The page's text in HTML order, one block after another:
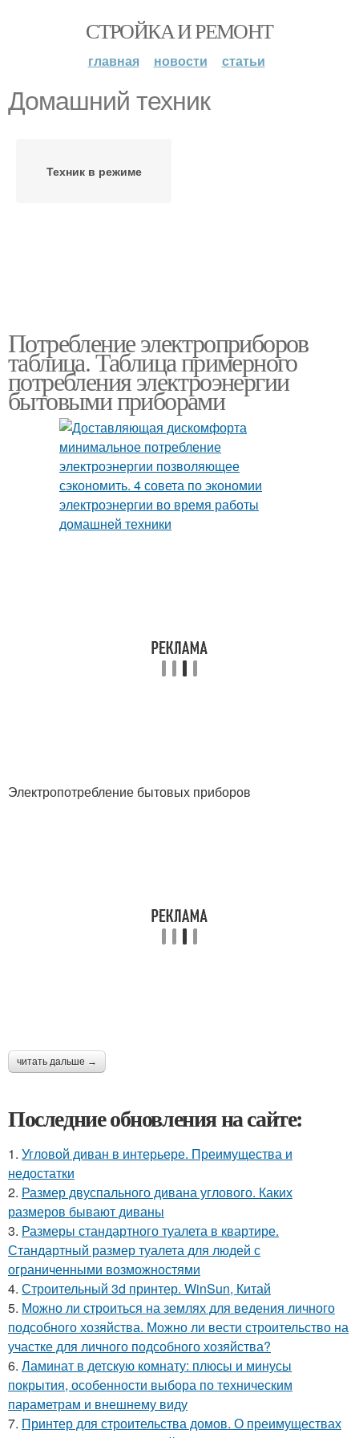
СТРОЙКА И РЕМОНТ
главная новости статьи
Домашний техник
Техник в режиме
Потребление электроприборов
таблица. Таблица примерного
потребления электроэнергии
бытовыми приборами
Электропотребление бытовых приборов
читать дальше →
Последние обновления на сайте:
1. Угловой диван в интерьере. Преимущества и
недостатки
2. Размер двуспального дивана углового. Каких
размеров бывают диваны
3. Размеры стандартного туалета в квартире.
Стандартный размер туалета для людей с
ограниченными возможностями
4. Строительный 3d принтер. WinSun, Китай
5. Можно ли строиться на землях для ведения личного
подсобного хозяйства. Можно ли вести строительство на
участке для личного подсобного хозяйства?
6. Ламинат в детскую комнату: плюсы и минусы
покрытия, особенности выбора по техническим
параметрам и внешнему виду
7. Принтер для строительства домов. О преимуществах